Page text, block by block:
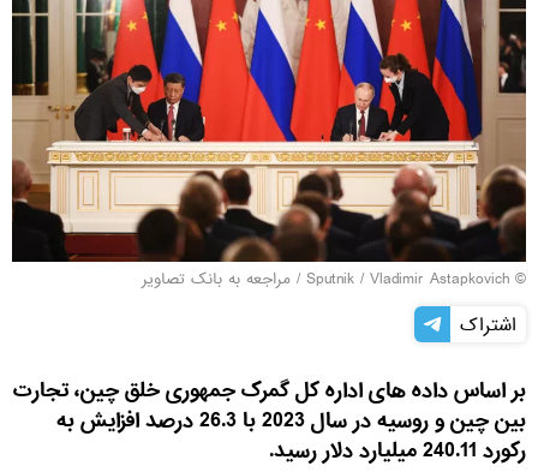
© Sputnik / Vladimir Astapkovich
/ مراجعه به بانک تصاویر
اشتراک
بر اساس داده های اداره کل گمرک جمهوری خلق چین، تجارت
بین چین و روسیه در سال 2023 با 26.3 درصد افزایش به
رکورد 240.11 میلیارد دلار رسید.